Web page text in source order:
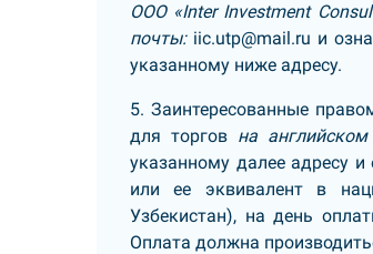
ООО «Inter Investment
почты: iic.utp@mail.ru и
указанному ниже адресу.
5. Заинтересованные
для торгов на
указанному далее адресу
или ее эквивалент в
Узбекистан), на день
Оплата должна